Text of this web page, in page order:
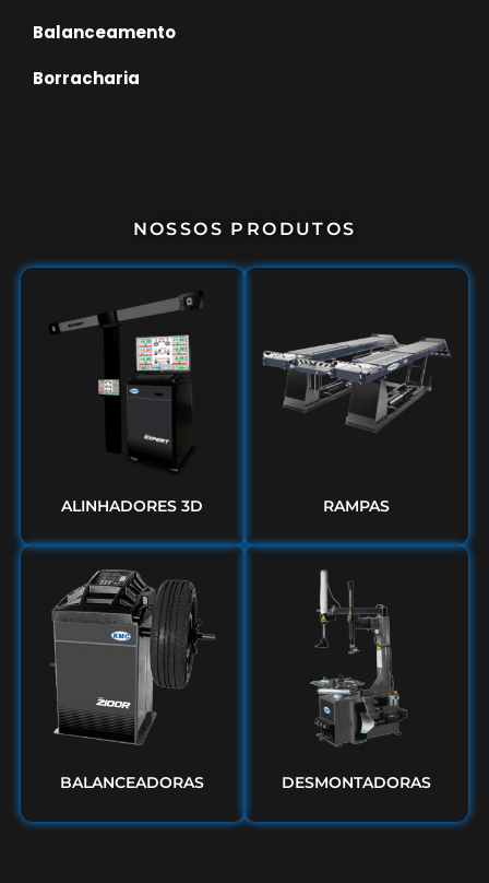
Balanceamento
Borracharia
NOSSOS PRODUTOS
ALINHADORES 3D RAMPAS
BALANCEADORAS DESMONTADORAS